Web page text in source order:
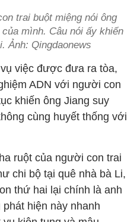
trai buột miệng nói ông
mình. Câu nói ấy khiến
Ảnh: Qingdaonews
việc được đưa ra tòa,
ADN với người con
khiến ông Jiang suy
cùng huyết thống với
ruột của người con trai
chi bộ tại quê nhà bà Li,
thứ hai lại chính là anh
hiện này nhanh